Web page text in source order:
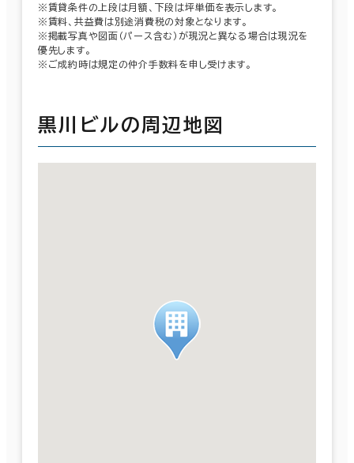
※賃貸条件の上段は月額、下段は坪単価を表示します。
※賃料、共益費は別途消費税の対象となります。
※掲載写真や図面（パース含む）が現況と異なる場合は現況を
優先します。
※ご成約時は規定の仲介手数料を申し受けます。
黒川ビルの周辺地図